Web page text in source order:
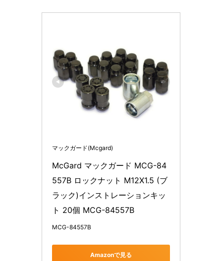
マックガード(Mcgard)
McGard マックガード MCG-84
557B ロックナット M12X1.5 (ブ
ラック)インストレーションキッ
ト 20個 MCG-84557B
MCG-84557B
Amazonで見る